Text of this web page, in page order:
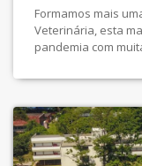
Formamos mais
Veterinária, esta
pandemia com
atendimentos do